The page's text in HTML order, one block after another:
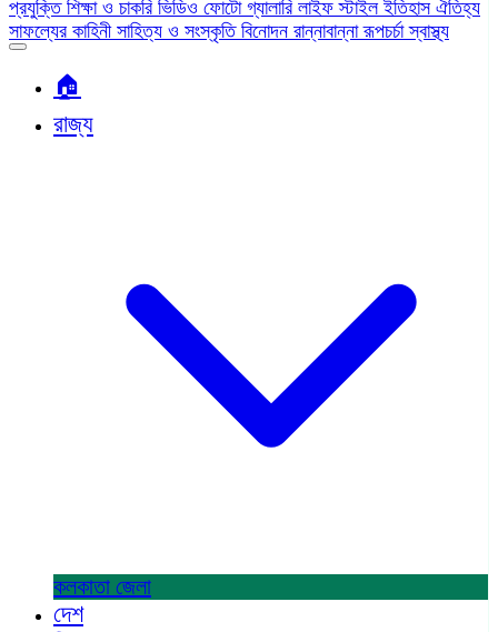
প্রযুক্তি শিক্ষা ও চাকরি ভিডিও ফোটো গ্যালারি লাইফ স্টাইলইতিহাস ঐতিহ্য
সাফল্যের কাহিনী সাহিত্য ও সংস্কৃতি বিনোদন রান্নাবান্নারূপচর্চাস্বাস্থ্য
🏠︎
রাজ্য
কলকাতা জেলা
দেশ